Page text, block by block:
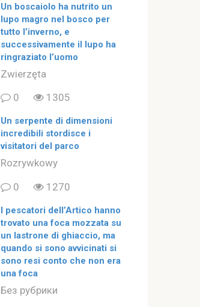
Un boscaiolo ha nutrito un
lupo magro nel bosco per
tutto l’inverno, e
successivamente il lupo ha
ringraziato l’uomo
Zwierzęta
0
1305
Un serpente di dimensioni
incredibili stordisce i
visitatori del parco
Rozrywkowy
0
1270
I pescatori dell’Artico hanno
trovato una foca mozzata su
un lastrone di ghiaccio, ma
quando si sono avvicinati si
sono resi conto che non era
una foca
Без рубрики